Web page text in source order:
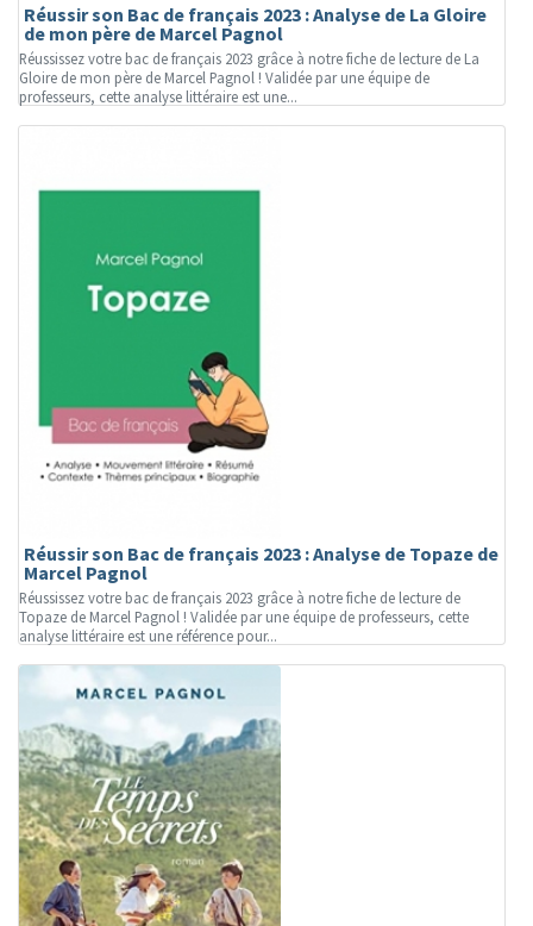
Réussir son Bac de français 2023 : Analyse de La Gloire
de mon père de Marcel Pagnol
Réussissez votre bac de français 2023 grâce à notre fiche de lecture de La
Gloire de mon père de Marcel Pagnol ! Validée par une équipe de
professeurs, cette analyse littéraire est une...
Réussir son Bac de français 2023 : Analyse de Topaze de
Marcel Pagnol
Réussissez votre bac de français 2023 grâce à notre fiche de lecture de
Topaze de Marcel Pagnol ! Validée par une équipe de professeurs, cette
analyse littéraire est une référence pour...